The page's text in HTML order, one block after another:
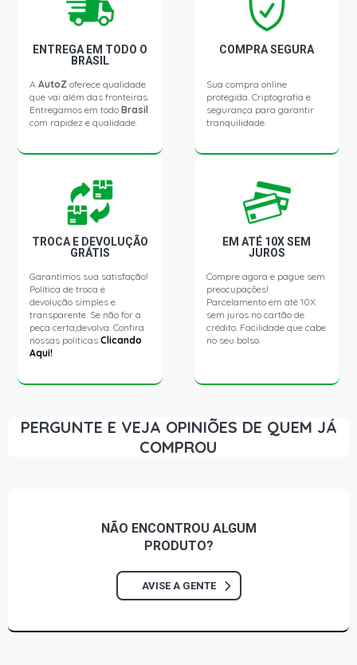
ENTREGA EM TODO O
BRASIL
AAutoZ oferece qualidade
que vai além das fronteiras.
Entregamos em todoBrasil
com rapidez e qualidade.
COMPRA SEGURA
Sua compra online
protegida. Criptografia e
segurança para garantir
tranquilidade.
TROCA E DEVOLUÇÃO
GRÁTIS
Garantimos sua satisfação!
Política de troca e
devolução simples e
transparente. Se não for a
peça certa,devolva. Confira
nossas políticasClicando
Aqui!
EM ATÉ 10X SEM
JUROS
Compre agora e pague sem
preocupações!
Parcelamento em até 10X
sem juros no cartão de
crédito. Facilidade que cabe
no seu bolso.
PERGUNTE E VEJA OPINIÕES DE QUEM JÁ
COMPROU
NÃO ENCONTROU ALGUM
PRODUTO?
AVISE A GENTE